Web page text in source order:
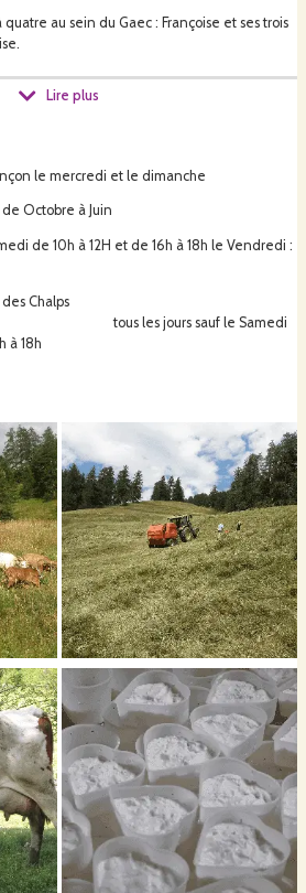
quatre au sein du Gaec : Françoise et ses trois
durant l’hiver au foin et à l’orge (de
du lait avec lequel nous fabriquons
grise à la croûte naturellement fleurie,
et lactiques dits Cerveyrains : frais affinés,
de race Alpine chamoisée et Saanen et 30
Tarine dont 12 laitières, 8 allaitantes. Les
pour élever les génisses de
la mère.
alpage (à 2000m d’altitude) durant 4 à 6
de la Vallée des Fonts. Ce qui confère à
que vous pourrez apprécier.
par 9 médailles :
Lire plus
le mercredi et le dimanche
Octobre à Juin
de 10h à 12H et de 16h à 18h le Vendredi :
Chalps
sauf le Samedi
à 18h